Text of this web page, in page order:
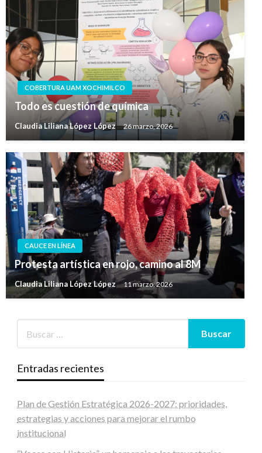
COBERTURA UAM XOCHIMILCO
Todo es cuestión de química
Claudia Liliana López López 26 marzo, 2026
CAUCE EN LÍNEA
Protesta artística en rojo, camino al 8M
Claudia Liliana López López 11 marzo, 2026
Entradas recientes
Plan de Gestión Estratégica 2026-2027: prioridades,
estrategias y acciones para mejorar el rumbo
institucional